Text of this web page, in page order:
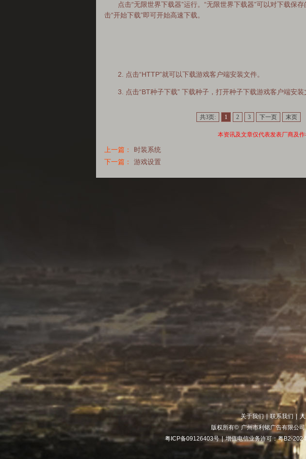
点击“无限世界下载器”运行。“无限世界下载器”可以对下载保存
击“开始下载”即可开始高速下载。
2. 点击“HTTP”就可以下载游戏客户端安装文件。
3. 点击“BT种子下载” 下载种子，打开种子下载游戏客户端安装
共3页: 1 2 3 下一页 末页
本资讯及文章仅代表发表厂商及
上一篇：
时装系统
下一篇：
游戏设置
关于我们 | 联系我们 |
版权所有© 广州市利铭广告有限公司
粤ICP备09126403号 | 增值电信业务许可：粤B2-